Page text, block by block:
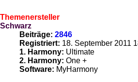
Themenersteller
Schwarz
Beiträge: 2846
Registriert: 18. September 2011
1. Harmony: Ultimate
2. Harmony: One +
Software: MyHarmony